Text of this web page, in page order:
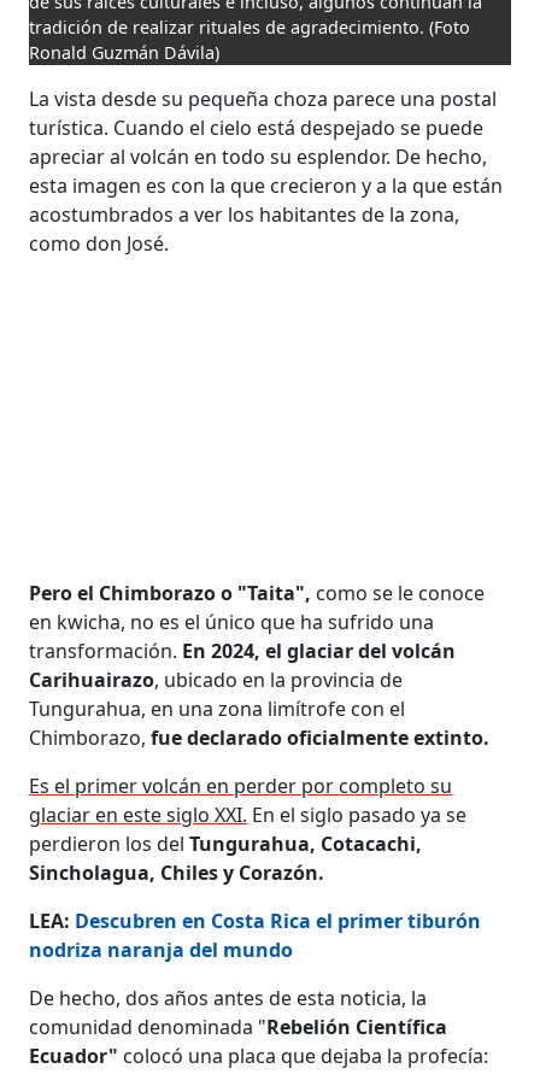
tradición de realizar rituales de agradecimiento.(Foto
Ronald Guzmán Dávila)
La vista desde su pequeña choza parece una postal
turística. Cuando el cielo está despejado se puede
apreciar al volcán en todo su esplendor. De hecho,
esta imagen es con la que crecieron y a la que están
acostumbrados a ver los habitantes de la zona,
como don José.
Pero el Chimborazo o "Taita", como se le conoce
en kwicha, no es el único que ha sufrido una
transformación. En 2024, el glaciar del volcán
Carihuairazo, ubicado en la provincia de
Tungurahua, en una zona limítrofe con el
Chimborazo,fue declarado oficialmente extinto.
Es el primer volcán en perder por completo su
glaciar en este siglo XXI. En el siglo pasado ya se
perdieron los delTungurahua, Cotacachi,
Sincholagua, Chiles y Corazón.
LEA: Descubren en Costa Rica el primer tiburón
nodriza naranja del mundo
De hecho, dos años antes de esta noticia, la
comunidad denominada "Rebelión Científica
Ecuador" colocó una placa que dejaba la profecía: